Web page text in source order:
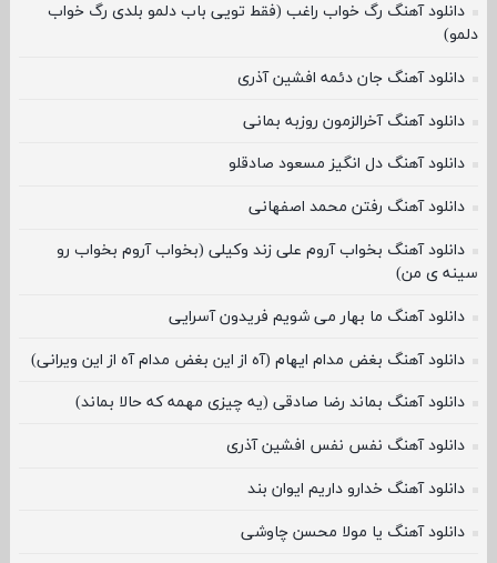
دانلود آهنگ رگ خواب راغب (فقط تویی باب دلمو بلدی رگ خواب
دلمو)
دانلود آهنگ جان دئمه افشین آذری
دانلود آهنگ آخرالزمون روزبه بمانی
دانلود آهنگ دل انگیز مسعود صادقلو
دانلود آهنگ رفتن محمد اصفهانی
دانلود آهنگ بخواب آروم علی زند وکیلی (بخواب آروم بخواب رو
سینه ی من)
دانلود آهنگ ما بهار می شویم فریدون آسرایی
دانلود آهنگ بغض مدام ایهام (آه از این بغض مدام آه از این ویرانی)
دانلود آهنگ بماند رضا صادقی (یه چیزی مهمه که حالا بماند)
دانلود آهنگ نفس نفس افشین آذری
دانلود آهنگ خدارو داریم ایوان بند
دانلود آهنگ یا مولا محسن چاوشی